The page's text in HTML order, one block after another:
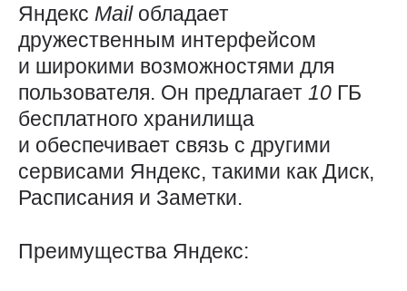
Яндекс Mail обладает
дружественным интерфейсом
и широкими возможностями для
пользователя. Он предлагает 10 ГБ
бесплатного хранилища
и обеспечивает связь с другими
сервисами Яндекс, такими как Диск,
Расписания и Заметки.
Преимущества Яндекс: